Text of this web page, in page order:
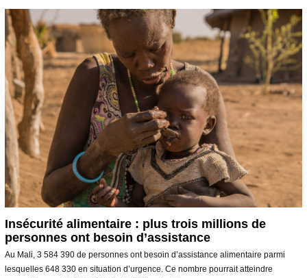
t
2
0
2
1
Insécurité alimentaire : plus trois millions de
personnes ont besoin d’assistance
Au Mali, 3 584 390 de personnes ont besoin d’assistance alimentaire parmi
lesquelles 648 330 en situation d’urgence. Ce nombre pourrait atteindre